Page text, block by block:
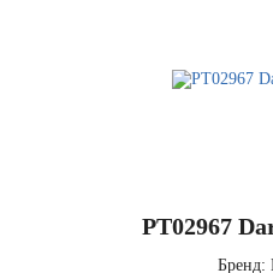
PT02967
Бренд: